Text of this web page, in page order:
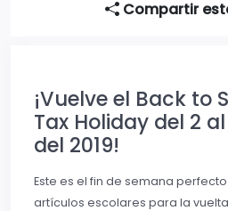
Compartir
¡Vuelve el Back to
Tax Holiday del 2
del 2019!
Este es el fin de semana
artículos escolares para la